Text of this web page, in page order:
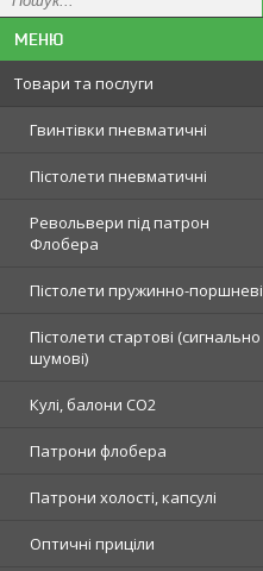
Товари та послуги
Гвинтівки пневматичні
Пістолети пневматичні
Револьвери під патрон
Флобера
Пістолети пружинно-поршневі
Пістолети стартові (сигнально
шумові)
Кулі, балони СО2
Патрони флобера
Патрони холості, капсулі
Оптичні приціли